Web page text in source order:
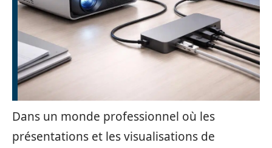
Dans un monde professionnel où les
présentations et les visualisations de